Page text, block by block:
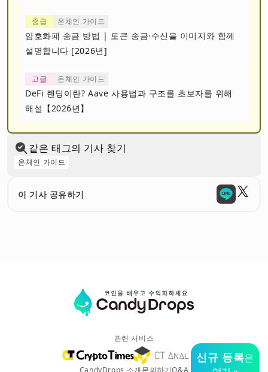
중급 온체인 가이드
암호화폐 송금 방법 | 토큰 송금·수신을 이미지와 함께
설명합니다 [2026년]
고급 온체인 가이드
DeFi 렌딩이란? Aave 사용법과 구조를 초보자를 위해
해설【2026년】
같은 태그의 기사 찾기
온체인 가이드
이 기사 공유하기
신규 등록은
관련 서비스
CandyDrops 소개문의하기Q&A